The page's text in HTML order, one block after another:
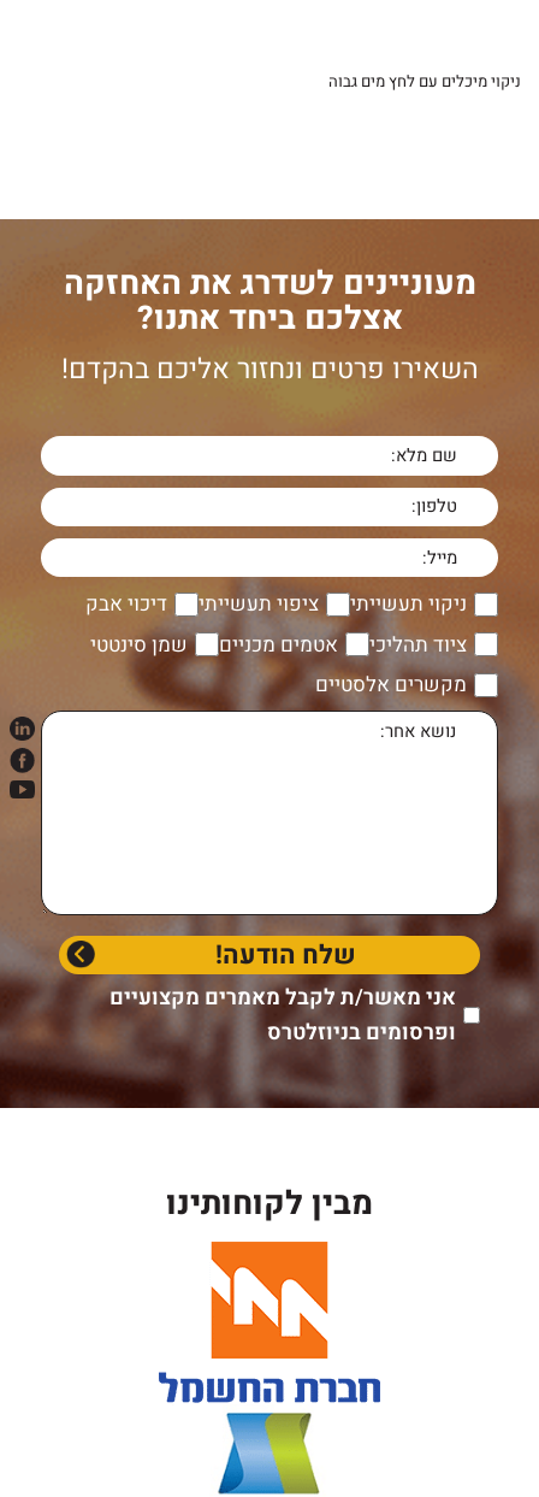
ניקוי מיכלים עם לחץ מים גבוה
מעוניינים לשדרג את האחזקה
אצלכם ביחד אתנו?
השאירו פרטים ונחזור אליכם בהקדם!
ניקוי תעשייתי ציפוי תעשייתי
דיכוי אבק
ציוד תהליכי
אטמים מכניים
שמן סינטטי
מקשרים אלסטיים
אני מאשר/ת לקבל מאמרים מקצועיים
ופרסומים בניוזלטרס
מבין לקוחותינו